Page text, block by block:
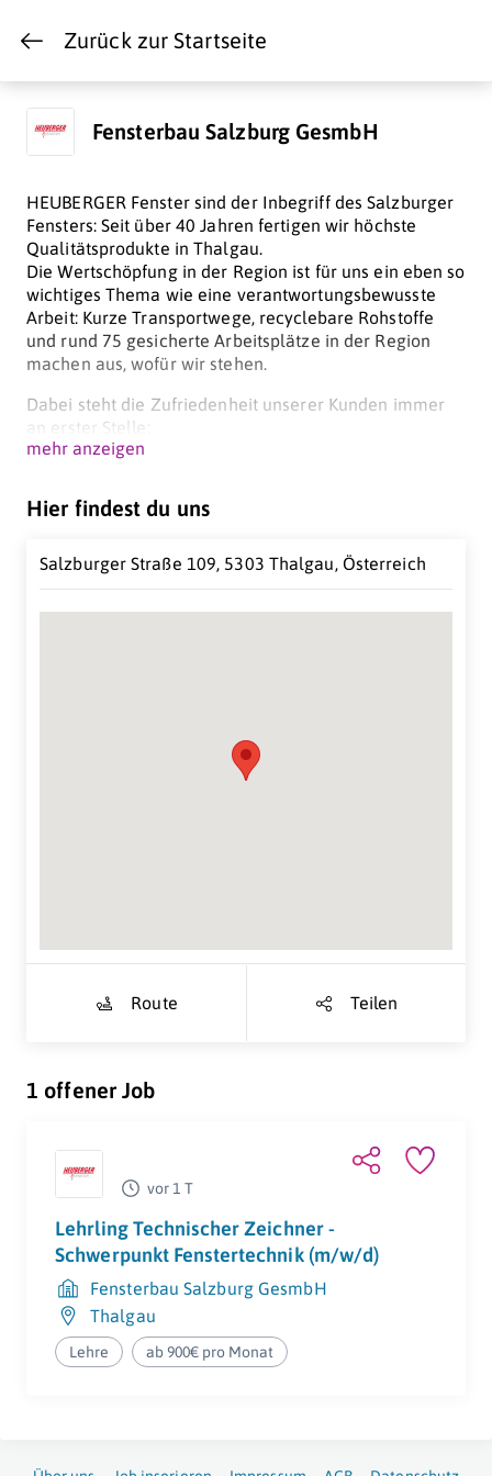
Zurück zur Startseite
Fensterbau Salzburg GesmbH
HEUBERGER Fenster sind der Inbegriff des Salzburger
Fensters: Seit über 40 Jahren fertigen wir höchste
Qualitätsprodukte in Thalgau.
Die Wertschöpfung in der Region ist für uns ein eben so
wichtiges Thema wie eine verantwortungsbewusste
Arbeit: Kurze Transportwege, recyclebare Rohstoffe
und rund 75 gesicherte Arbeitsplätze in der Region
machen aus, wofür wir stehen.
Dabei steht die Zufriedenheit unserer Kunden immer
an erster Stelle:
Mit Dynamik und Fachkompetenz verleihen wir den
Note. Wir verbinden innovative Techniken mit
jahrelangem Know-how und fertigen ganz nach
mehr anzeigen
Hier findest du uns
Salzburger Straße 109, 5303 Thalgau, Österreich
Route Teilen
1 offener Job
vor 1 T
Lehrling Technischer Zeichner -
Schwerpunkt Fenstertechnik (m/w/d)
Fensterbau Salzburg GesmbH
Thalgau
Lehre ab 900€ pro Monat